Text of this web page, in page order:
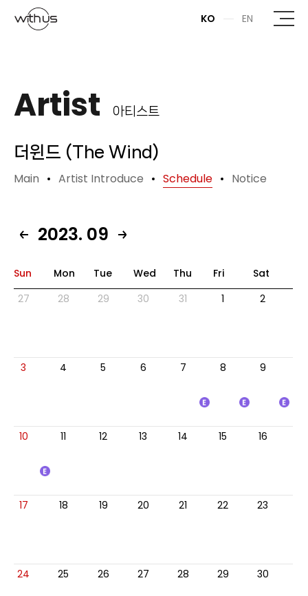
본문바로가기
KO EN
Artist 아티스트
더윈드 (The Wind)
Main Artist Introduce Schedule Notice
2023. 09
Sun Mon Tue Wed Thu Fri
Sat
27
28 29 30 31 1 2
3 4 5 6 7 8 9
10 11 12 13 14 15 16
17 18 19 20 21 22 23
24 25 26 27 28 29 30